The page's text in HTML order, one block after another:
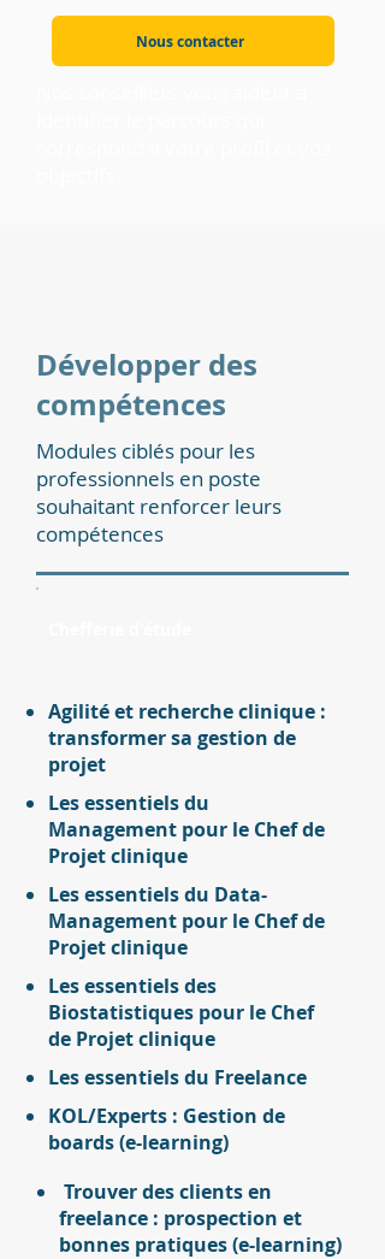
Nous contacter
Développer des
compétences
Modules ciblés pour les
professionnels en poste
souhaitant renforcer leurs
compétences
Agilité et recherche clinique :
transformer sa gestion de
projet
Les essentiels du
Management pour le Chef de
Projet clinique
Les essentiels du Data-
Management pour le Chef de
Projet clinique
Les essentiels des
Biostatistiques pour le Chef
de Projet clinique
Les essentiels du Freelance
KOL/Experts : Gestion de
boards (e-learning)
Trouver des clients en
freelance : prospection et
bonnes pratiques (e-learning)